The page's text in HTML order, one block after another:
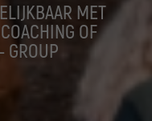
MET
OF
GROUP